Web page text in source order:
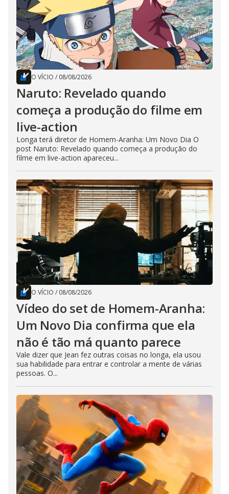
O VÍCIO / 08/08/2026
Naruto: Revelado quando
começa a produção do filme em
live-action
Longa terá diretor de Homem-Aranha: Um Novo Dia O
post Naruto: Revelado quando começa a produção do
filme em live-action apareceu...
O VÍCIO / 08/08/2026
Vídeo do set de Homem-Aranha:
Um Novo Dia confirma que ela
não é tão má quanto parece
Vale dizer que Jean fez outras coisas no longa, ela usou
sua habilidade para entrar e controlar a mente de várias
pessoas. O...